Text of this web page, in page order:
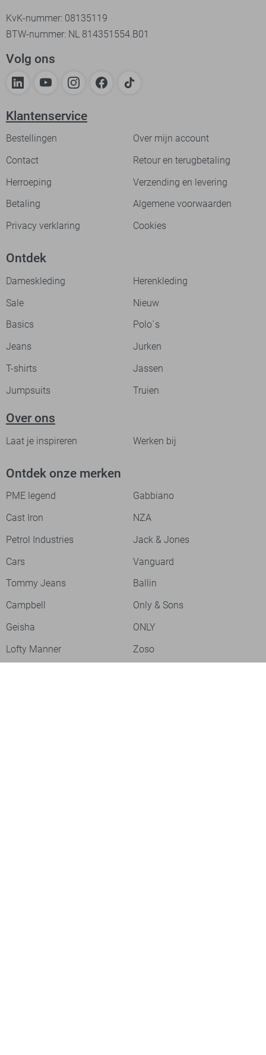
KvK-nummer: 08135119
BTW-nummer: NL 814351554.B01
Volg ons
Klantenservice
Bestellingen
Over mijn account
Contact
Retour en terugbetaling
Herroeping
Verzending en levering
Betaling
Algemene voorwaarden
Privacy verklaring
Cookies
Ontdek
Dameskleding
Herenkleding
Sale
Nieuw
Basics
Polo`s
Jeans
Jurken
T-shirts
Jassen
Jumpsuits
Truien
Over ons
Laat je inspireren Werken bij
Ontdek onze merken
PME legend
Gabbiano
Cast Iron
NZA
Petrol Industries
Jack & Jones
Cars
Vanguard
Tommy Jeans
Ballin
Campbell
Only & Sons
Geisha
ONLY
Lofty Manner
Zoso